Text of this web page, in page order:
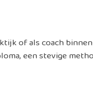
of als coach binnen
een stevige